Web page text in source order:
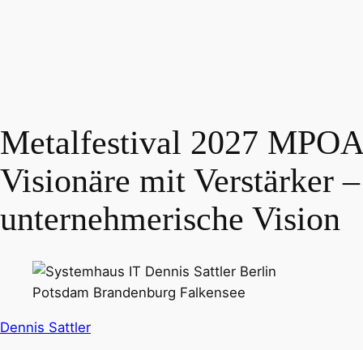
Metalfestival 2027 MPOA
Visionäre mit Verstärker –
unternehmerische Vision
Dennis Sattler